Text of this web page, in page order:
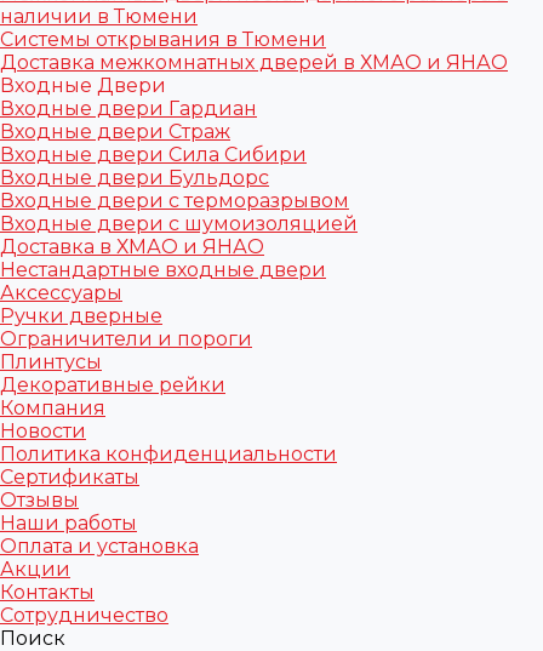
наличии в Тюмени
Системы открывания в Тюмени
Доставка межкомнатных дверей в ХМАО и ЯНАО
Входные Двери
Входные двери Гардиан
Входные двери Страж
Входные двери Сила Сибири
Входные двери Бульдорс
Входные двери с терморазрывом
Входные двери с шумоизоляцией
Доставка в ХМАО и ЯНАО
Нестандартные входные двери
Аксессуары
Ручки дверные
Ограничители и пороги
Плинтусы
Декоративные рейки
Компания
Новости
Политика конфиденциальности
Сертификаты
Отзывы
Наши работы
Оплата и установка
Акции
Контакты
Сотрудничество
Поиск